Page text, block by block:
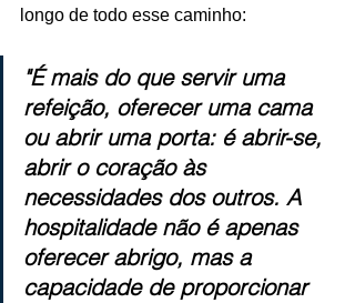
longo de todo esse caminho:
"É mais do que servir uma
refeição, oferecer uma cama
ou abrir uma porta: é abrir-se,
abrir o coração às
necessidades dos outros. A
hospitalidade não é apenas
oferecer abrigo, mas a
capacidade de proporcionar